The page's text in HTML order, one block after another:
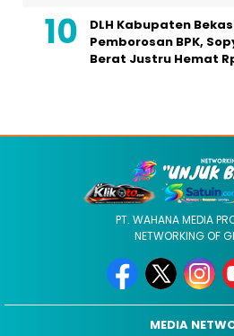
DLH Kabupaten
Pemborosan BPK,
Berat Justru Hemat
PT. WAHANA MEDIA
NETWORKING OF
MEDIA